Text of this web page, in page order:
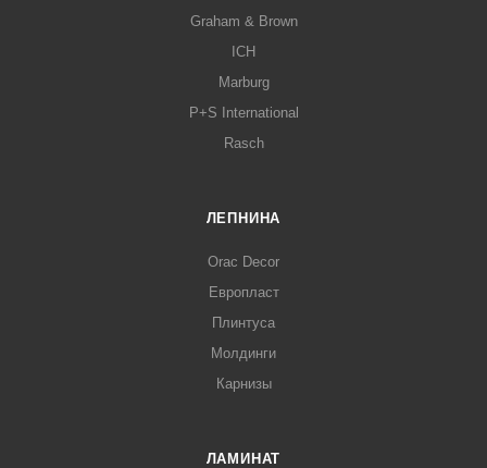
Graham & Brown
ICH
Marburg
P+S International
Rasch
ЛЕПНИНА
Orac Decor
Европласт
Плинтуса
Молдинги
Карнизы
ЛАМИНАТ